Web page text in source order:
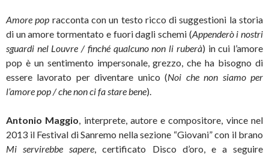
Amore pop racconta con un testo ricco di suggestioni la storia
di un amore tormentato e fuori dagli schemi (Appenderò i nostri
sguardi nel Louvre / finché qualcuno non li ruberà) in cui l’amore
pop è un sentimento impersonale, grezzo, che ha bisogno di
essere lavorato per diventare unico (Noi che non siamo per
l’amore pop / che non ci fa stare bene).
Antonio Maggio , interprete, autore e compositore, vince nel
2013 il Festival di Sanremo nella sezione “Giovani” con il brano
Mi servirebbe sapere , certificato Disco d’oro, e a seguire